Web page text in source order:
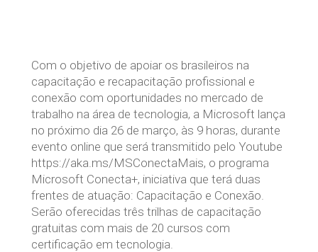
Com o objetivo de apoiar os brasileiros na
capacitação e recapacitação profissional e
conexão com oportunidades no mercado de
trabalho na área de tecnologia, a Microsoft lança
no próximo dia 26 de março, às 9 horas, durante
evento online que será transmitido pelo Youtube
https://aka.ms/MSConectaMais, o programa
Microsoft Conecta+, iniciativa que terá duas
frentes de atuação: Capacitação e Conexão.
Serão oferecidas três trilhas de capacitação
gratuitas com mais de 20 cursos com
certificação em tecnologia.